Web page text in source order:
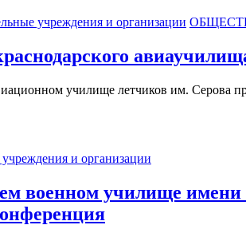
учреждения и организации
училище летчиков им. Серова
и организации
военном училище